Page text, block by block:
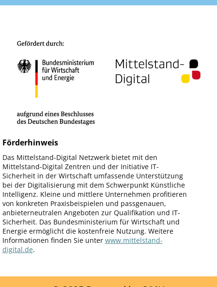
Förderhinweis
Das Mittelstand-Digital Netzwerk bietet mit den
Mittelstand-Digital Zentren und der Initiative IT-
Sicherheit in der Wirtschaft umfassende Unterstützung
bei der Digitalisierung mit dem Schwerpunkt Künstliche
Intelligenz. Kleine und mittlere Unternehmen profitieren
von konkreten Praxisbeispielen und passgenauen,
anbieterneutralen Angeboten zur Qualifikation und IT-
Sicherheit. Das Bundesministerium für Wirtschaft und
Energie ermöglicht die kostenfreie Nutzung. Weitere
Informationen finden Sie unter www.mittelstand-
digital.de.